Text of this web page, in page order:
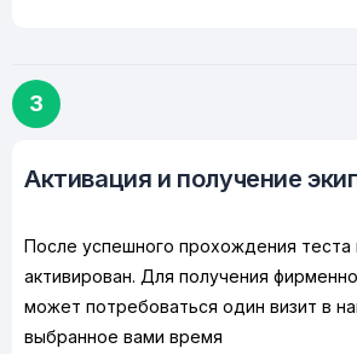
3
Активация и получение
После успешного прохождения теста
активирован. Для получения
может потребоваться один визит в
выбранное вами время